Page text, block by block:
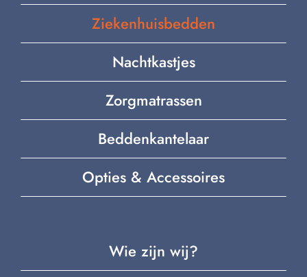
Ziekenhuisbedden
Nachtkastjes
Zorgmatrassen
Beddenkantelaar
Opties & Accessoires
Wie zijn wij?